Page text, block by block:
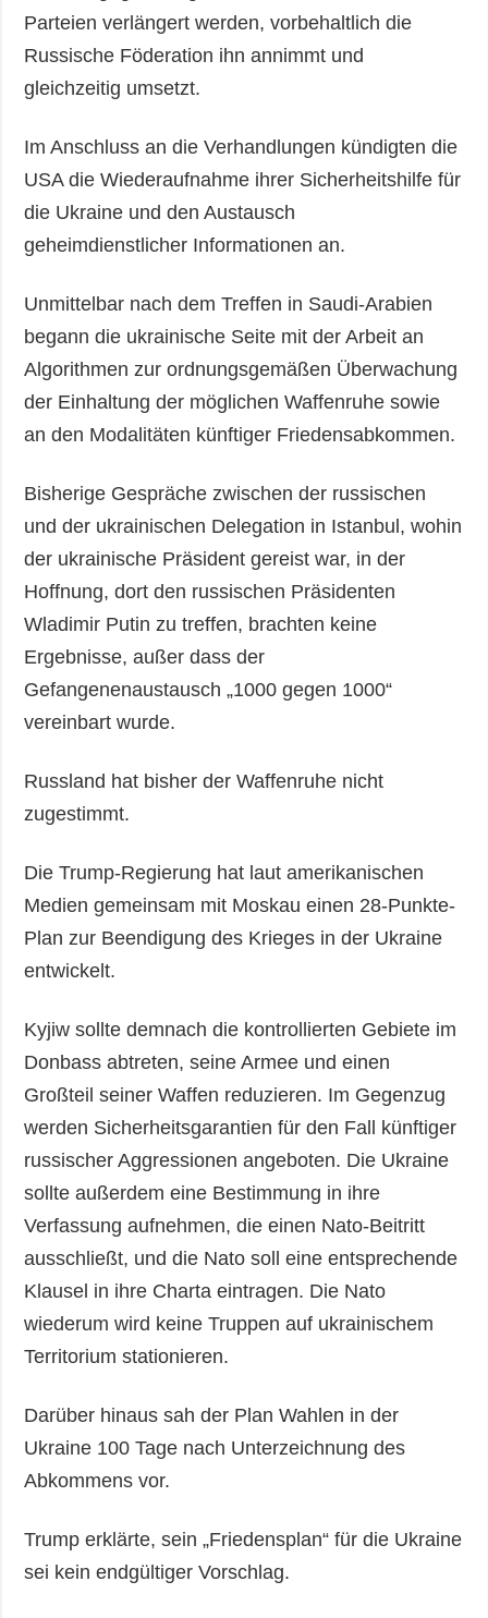
Parteien verlängert werden, vorbehaltlich die
Russische Föderation ihn annimmt und
gleichzeitig umsetzt.
Im Anschluss an die Verhandlungen kündigten die
USA die Wiederaufnahme ihrer Sicherheitshilfe für
die Ukraine und den Austausch
geheimdienstlicher Informationen an.
Unmittelbar nach dem Treffen in Saudi-Arabien
begann die ukrainische Seite mit der Arbeit an
Algorithmen zur ordnungsgemäßen Überwachung
der Einhaltung der möglichen Waffenruhe sowie
an den Modalitäten künftiger Friedensabkommen.
Bisherige Gespräche zwischen der russischen
und der ukrainischen Delegation in Istanbul, wohin
der ukrainische Präsident gereist war, in der
Hoffnung, dort den russischen Präsidenten
Wladimir Putin zu treffen, brachten keine
Ergebnisse, außer dass der
Gefangenenaustausch „1000 gegen 1000“
vereinbart wurde.
Russland hat bisher der Waffenruhe nicht
zugestimmt.
Die Trump-Regierung hat laut amerikanischen
Medien gemeinsam mit Moskau einen 28-Punkte-
Plan zur Beendigung des Krieges in der Ukraine
entwickelt.
Kyjiw sollte demnach die kontrollierten Gebiete im
Donbass abtreten, seine Armee und einen
Großteil seiner Waffen reduzieren. Im Gegenzug
werden Sicherheitsgarantien für den Fall künftiger
russischer Aggressionen angeboten. Die Ukraine
sollte außerdem eine Bestimmung in ihre
Verfassung aufnehmen, die einen Nato-Beitritt
ausschließt, und die Nato soll eine entsprechende
Klausel in ihre Charta eintragen. Die Nato
wiederum wird keine Truppen auf ukrainischem
Territorium stationieren.
Darüber hinaus sah der Plan Wahlen in der
Ukraine 100 Tage nach Unterzeichnung des
Abkommens vor.
Trump erklärte, sein „Friedensplan“ für die Ukraine
sei kein endgültiger Vorschlag.